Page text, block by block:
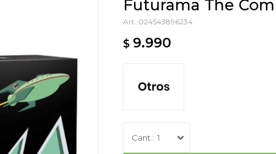
Futurama The
024543896234
$ 9.990
1